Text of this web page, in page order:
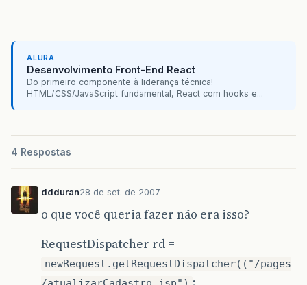
ALURA
Desenvolvimento Front-End React
Do primeiro componente à liderança técnica!
HTML/CSS/JavaScript fundamental, React com hooks e...
4 Respostas
ddduran28 de set. de 2007
o que você queria fazer não era isso?
RequestDispatcher rd =
newRequest.getRequestDispatcher(("/pages